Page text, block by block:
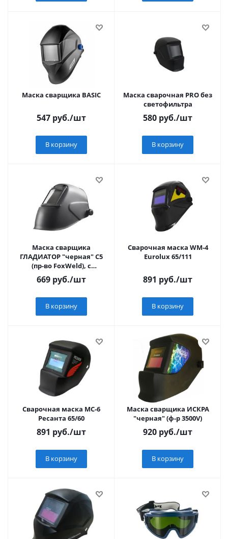
Маска сварщика BASIC
547 руб./шт
В корзину
Маска сварочная PRO без
светофильтра
580 руб./шт
В корзину
Маска сварщика
ГЛАДИАТОР "черная" С5
(пр-во FoxWeld), с
откидным стеклом
669 руб./шт
В корзину
Сварочная маска WM-4
Eurolux 65/111
891 руб./шт
В корзину
Сварочная маска МС-6
Ресанта 65/60
891 руб./шт
В корзину
Маска сварщика ИСКРА
"черная" (ф-р 3500V)
920 руб./шт
В корзину